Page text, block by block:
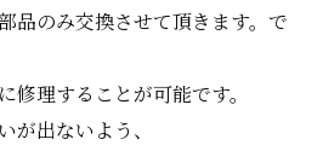
品のみ交換させて頂きます。で
修理することが可能です。
が出ないよう、